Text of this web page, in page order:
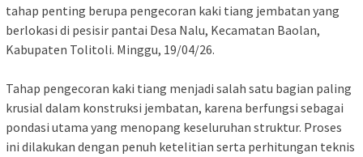
tahap penting berupa pengecoran kaki tiang jembatan yang
berlokasi di pesisir pantai Desa Nalu, Kecamatan Baolan,
Kabupaten Tolitoli. Minggu, 19/04/26.
Tahap pengecoran kaki tiang menjadi salah satu bagian paling
krusial dalam konstruksi jembatan, karena berfungsi sebagai
pondasi utama yang menopang keseluruhan struktur. Proses
ini dilakukan dengan penuh ketelitian serta perhitungan teknis